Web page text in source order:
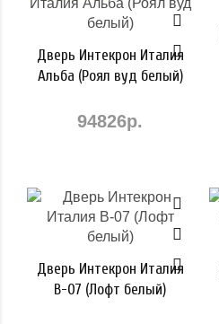
Дверь Интекрон Италия
Альба (Роял вуд белый)
94826р.
Дверь Интекрон Италия
В-07 (Лофт белый)